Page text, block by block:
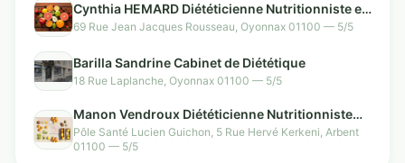
Cynthia HEMARD Diététicienne Nutritionniste en
téléconsultation
69 Rue Jean Jacques Rousseau, Oyonnax 01100 — 5/5
Barilla Sandrine Cabinet de Diététique
18 Rue Laplanche, Oyonnax 01100 — 5/5
Manon Vendroux Diététicienne Nutritionniste
Oyonnax Arbent
Pôle Santé Lucien Guichon, 5 Rue Hervé Kerkeni, Arbent
01100 — 5/5